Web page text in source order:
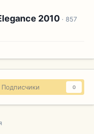
2010 · 857
Подписчики 0